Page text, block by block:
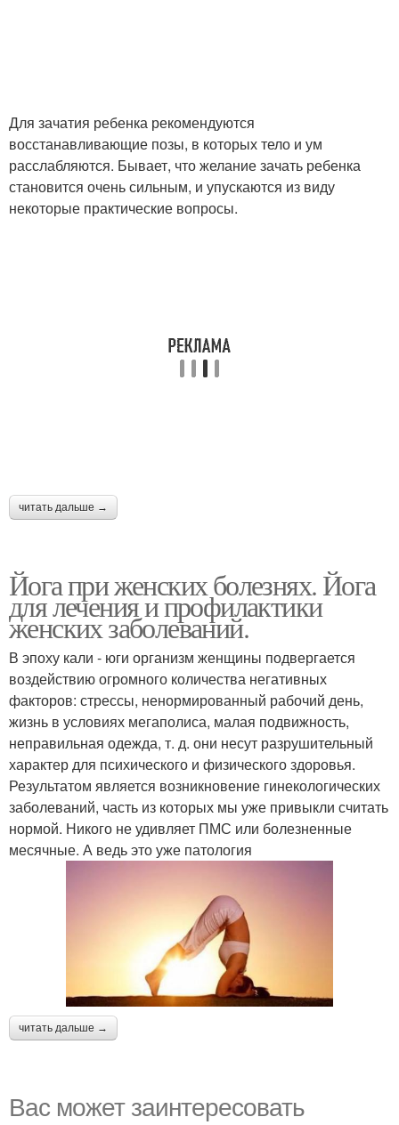
Для зачатия ребенка рекомендуются
восстанавливающие позы, в которых тело и ум
расслабляются. Бывает, что желание зачать ребенка
становится очень сильным, и упускаются из виду
некоторые практические вопросы.
читать дальше →
Йога при женских болезнях. Йога
для лечения и профилактики
женских заболеваний.
В эпоху кали - юги организм женщины подвергается
воздействию огромного количества негативных
факторов: стрессы, ненормированный рабочий день,
жизнь в условиях мегаполиса, малая подвижность,
неправильная одежда, т. д. они несут разрушительный
характер для психического и физического здоровья.
Результатом является возникновение гинекологических
заболеваний, часть из которых мы уже привыкли считать
нормой. Никого не удивляет ПМС или болезненные
месячные. А ведь это уже патология
читать дальше →
Вас может заинтересовать